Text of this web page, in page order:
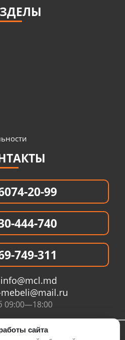
20-99
444-740
749-311
info@mcl.md
сайта